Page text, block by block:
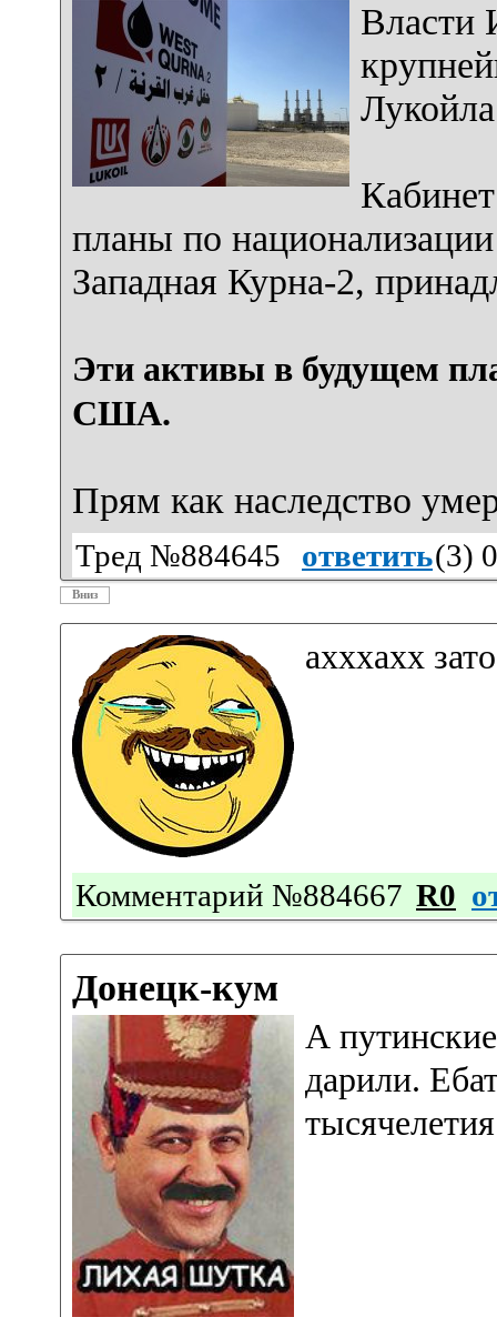
Власти
планы по
Западная Курна-2,
Эти активы в будущем
США.
Прям как наследство
Тред №884645 ответить(3)
Вниз
ахххахх
Комментарий №884667 R0
Донецк-кум
А
дарили.